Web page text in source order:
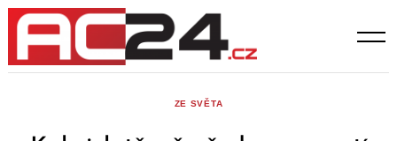
Skip
content
ZE SVĚTA